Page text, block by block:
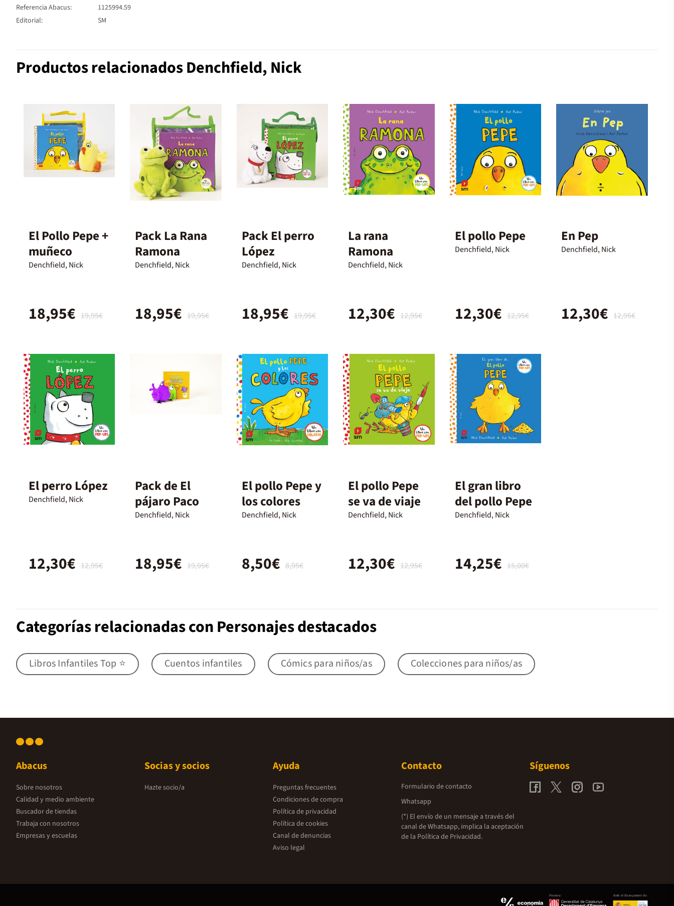
Referencia Abacus:
1125994.59
Editorial:
SM
Productos relacionados Denchfield, Nick
El Pollo Pepe +
muñeco
Denchfield, Nick
19,95€
18,95€
Pack La Rana
Ramona
Denchfield, Nick
19,95€
18,95€
Pack El perro
López
Denchfield, Nick
19,95€
18,95€
La rana
Ramona
Denchfield, Nick
12,95€
12,30€
El pollo Pepe
Denchfield, Nick
12,95€
12,30€
En Pep
Denchfield, Nick
12,95€
12,30€
El perro López
Denchfield, Nick
12,95€
12,30€
Pack de El
pájaro Paco
Denchfield, Nick
19,95€
18,95€
El pollo Pepe y
los colores
Denchfield, Nick
8,95€
8,50€
El pollo Pepe
se va de viaje
Denchfield, Nick
12,95€
12,30€
El gran libro
del pollo Pepe
Denchfield, Nick
15,00€
14,25€
Categorías relacionadas con Personajes destacados
Libros Infantiles Top ⭐ Cuentos infantiles Cómics para niños/as Colecciones para niños/as
Abacus
Sobre nosotros
Calidad y medio ambiente
Buscador de tiendas
Trabaja con nosotros
Empresas y escuelas
Socias y socios
Hazte socio/a
Ayuda
Preguntas frecuentes
Condiciones de compra
Política de privacidad
Política de cookies
Canal de denuncias
Aviso legal
Contacto
Formulario de contacto
Whatsapp
(*) El envío de un mensaje a través del
canal de Whatsapp, implica la aceptación
de la Política de Privacidad.
Síguenos
Promou: Amb el finançament de: